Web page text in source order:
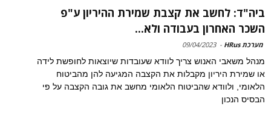
ביה"ד: לחשב את קצבת שמירת ההיריון ע"פ
השכר האחרון בעבודה ולא...
מערכת HRus -
09/04/2023
מנהל משאבי האנוש צריך לוודא שעובדות שיוצאות לחופשת לידה
או שמירת היריון מקבלות את הקצבה המגיעה להן מהביטוח
הלאומי, ולוודא שהביטוח הלאומי מחשב את גובה הקצבה על פי
הבסיס הנכון